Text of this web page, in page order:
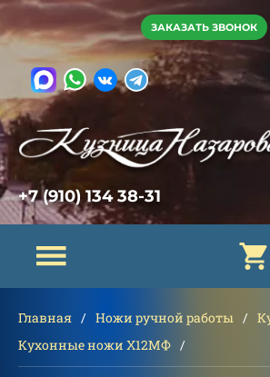
ЗАКАЗАТЬ ЗВОНОК
+7 (910) 134 38-31
Главная Ножи ручной работы
Кухонные ножи Х12МФ